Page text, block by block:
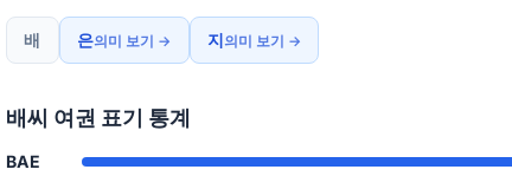
배 은의미 보기 → 지의미 보기 →
배씨 여권 표기 통계
BAE